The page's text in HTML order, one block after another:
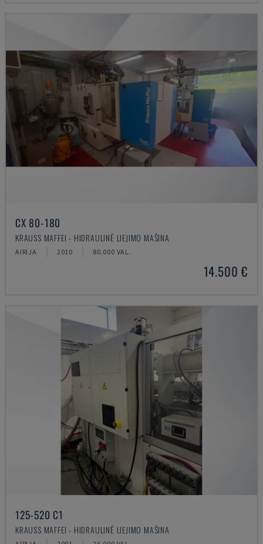
CX 80-180
KRAUSS MAFFEI - HIDRAULINĖ LIEJIMO MAŠINA
AIRIJA 2010 80.000 VAL.
14.500 €
125-520 C1
KRAUSS MAFFEI - HIDRAULINĖ LIEJIMO MAŠINA